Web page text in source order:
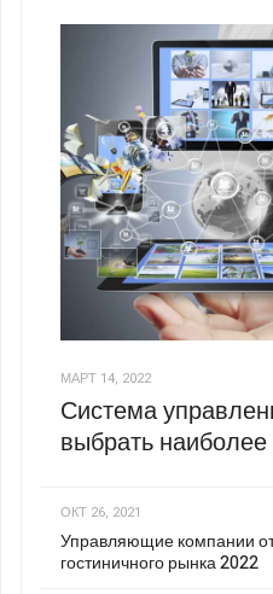
МАРТ 14, 2022
Система
выбрать
ОКТ 26, 2021
Управляющие компании
гостиничного рынка 2022